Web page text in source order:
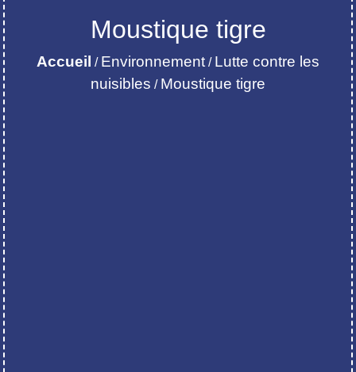
Moustique tigre
Accueil / Environnement / Lutte contre les
nuisibles / Moustique tigre